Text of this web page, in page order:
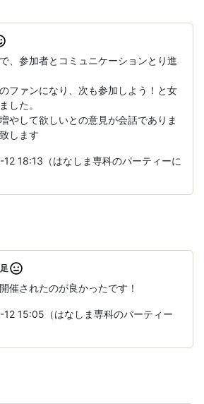
、参加者とコミュニケーションとり進
ファンになり、次も参加しよう！と女
した。
やして欲しいとの意見が会話でありま
します
18:13（はなしま専科のパーティーに
催されたのが良かったです！
15:05（はなしま専科のパーティー